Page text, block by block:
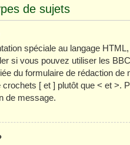
de sujets
spéciale au langage
si vous pouvez utiliser les
du formulaire de rédaction
[ et ] plutôt que < et >.
de message.